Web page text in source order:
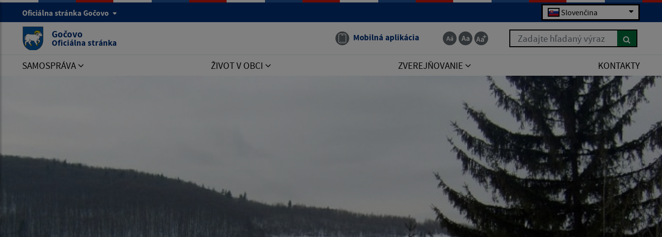
Oficiálna stránka Gočovo Slovenčina
Gočovo
Oficiálna stránka Mobilná aplikácia Zadajte hľadaný výraz
SAMOSPRÁVA ŽIVOT V OBCI ZVEREJŇOVANIE KONTAKTY